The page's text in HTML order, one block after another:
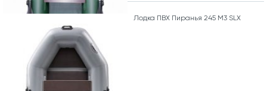
Лодка ПВХ Пиранья 245 М3 SLХ